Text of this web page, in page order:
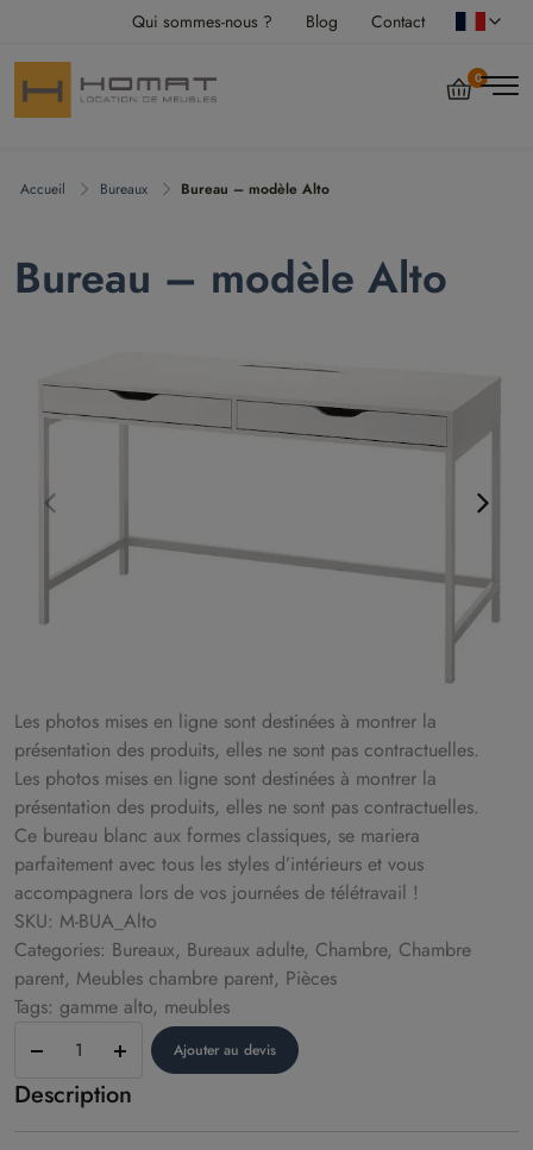
Qui sommes-nous ? Blog Contact
0
Accueil Bureaux Bureau – modèle Alto
Bureau – modèle Alto
Les photos mises en ligne sont destinées à montrer la
présentation des produits, elles ne sont pas contractuelles.
Les photos mises en ligne sont destinées à montrer la
présentation des produits, elles ne sont pas contractuelles.
Ce bureau blanc aux formes classiques, se mariera
parfaitement avec tous les styles d’intérieurs et vous
accompagnera lors de vos journées de télétravail !
SKU: M-BUA_Alto
Categories: Bureaux, Bureaux adulte, Chambre, Chambre
parent, Meubles chambre parent, Pièces
Tags: gamme alto, meubles
modèle
Ajouter au devis
Description